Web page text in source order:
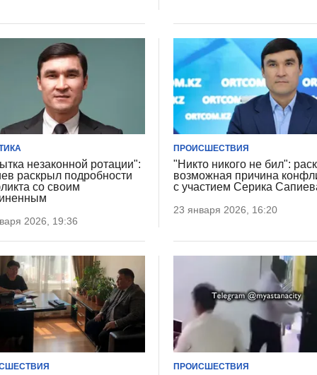
незаконной ротации":
раскрыл подробности
со своим
2026, 19:36
ПРОИСШЕСТВИЯ
"Никто никого не бил":
возможная причина
с участием Серика
23 января 2026, 16:20
ПРОИСШЕСТВИЯ